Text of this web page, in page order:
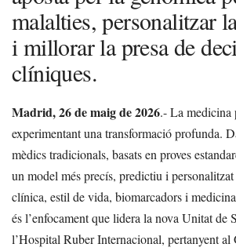
malalties, personalitzar
i millorar la presa de
clíniques.
Madrid, 26 de maigde 2026.- La medicina
experimentant una transformació profunda.
mèdics tradicionals, basats en proves
un model més precís, predictiu i
clínica, estil de vida, biomarcadors i
és l’enfocament que lidera la nova Unitat de
l’Hospital Ruber Internacional, pertanyent